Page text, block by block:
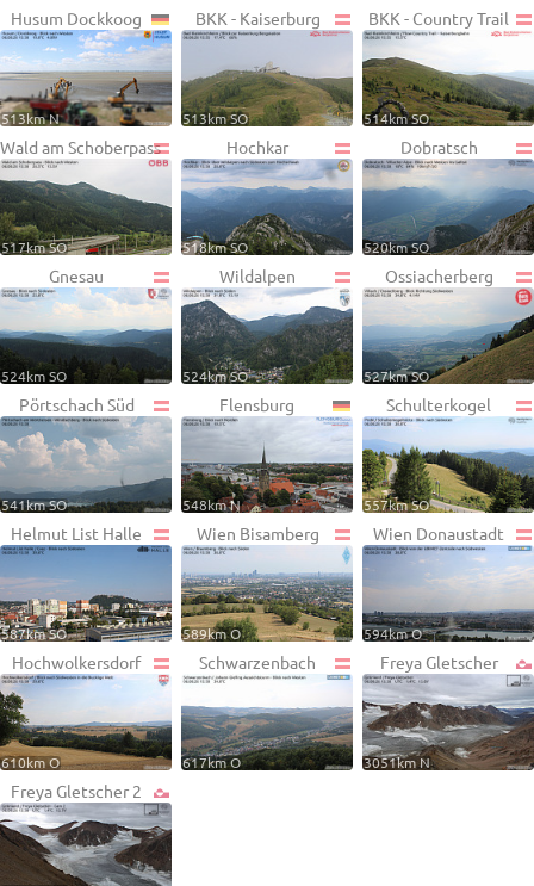
Husum Dockkoog
513km N
BKK - Kaiserburg
513km SO
BKK - Country Trail
514km SO
Wald am Schoberpass
517km SO
Hochkar
518km SO
Dobratsch
520km SO
Gnesau
524km SO
Wildalpen
524km SO
Ossiacherberg
527km SO
Pörtschach Süd
541km SO
Flensburg
548km N
Schulterkogel
557km SO
Helmut List Halle
587km SO
Wien Bisamberg
589km O
Wien Donaustadt
594km O
Hochwolkersdorf
610km O
Schwarzenbach
617km O
Freya Gletscher
3051km N
Freya Gletscher 2